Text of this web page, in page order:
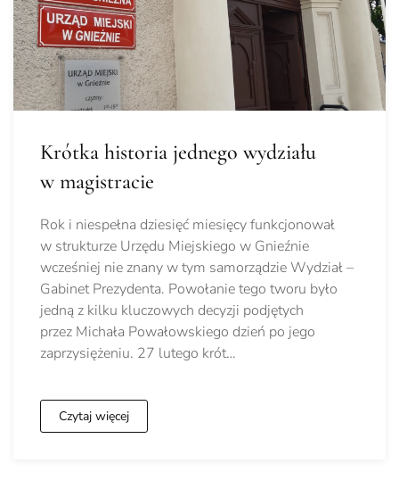
Krótka historia jednego wydziału
w magistracie
Rok i niespełna dziesięć miesięcy funkcjonował
w strukturze Urzędu Miejskiego w Gnieźnie
wcześniej nie znany w tym samorządzie Wydział –
Gabinet Prezydenta. Powołanie tego tworu było
jedną z kilku kluczowych decyzji podjętych
przez Michała Powałowskiego dzień po jego
zaprzysiężeniu. 27 lutego krót…
Czytaj więcej